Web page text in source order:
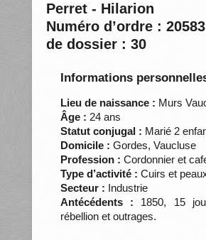
Perret - Hilarion
Numéro d’ordre :
de dossier : 30
Informations
Lieu de naissance : Murs
Âge : 24 ans
Statut conjugal : Marié 2
Domicile : Gordes, Vaucluse
Profession : Cordonnier et
Type d’activité : Cuirs et
Secteur : Industrie
Antécédents : 1850, 15
rébellion et outrages.